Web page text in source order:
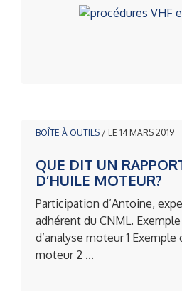
BOÎTE À OUTILS / LE 14 MARS 2019
QUE DIT UN
D’HUILE MOTEUR?
Participation d’Antoine,
adhérent du CNML.
d’analyse moteur 1 Exemple
moteur 2 ...